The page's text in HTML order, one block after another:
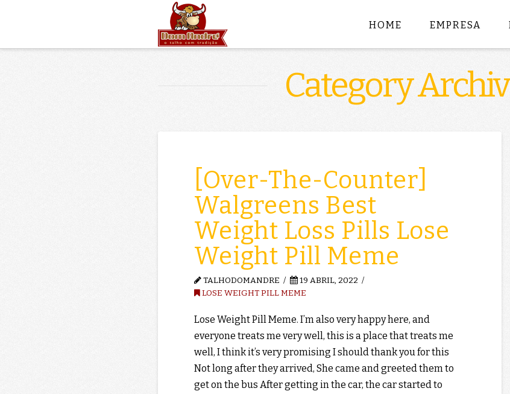
HOME EMPRESA
Category
[Over-The-Counter]
Walgreens Best
Weight Loss Pills Lose
Weight Pill Meme
TALHODOMANDRE
19 ABRIL, 2022
LOSE WEIGHT PILL MEME
Lose Weight Pill Meme. I’m also very happy here, and
everyone treats me very well, this is a place that treats me
well, I think it’s very promising I should thank you for this
Not long after they arrived, She came and greeted them to
get on the bus After getting in the car, the car started to